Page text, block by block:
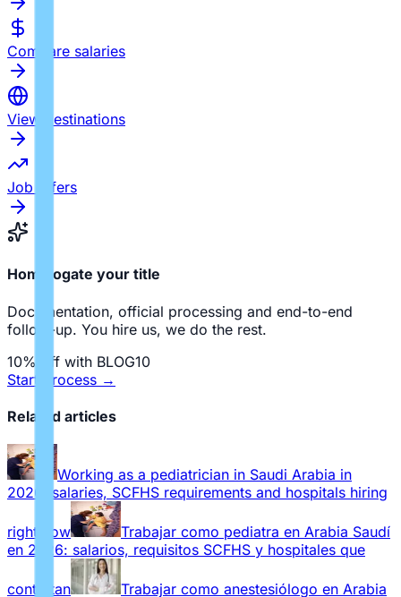
Compare salaries
View destinations
Job offers
Homologate your title
Documentation, official processing and end-to-end
follow-up. You hire us, we do the rest.
10% off with BLOG10
Start process →
Related articles
Working as a pediatrician in Saudi Arabia in
2026: salaries, SCFHS requirements and hospitals hiring
right now
Trabajar como pediatra en Arabia Saudí
en 2026: salarios, requisitos SCFHS y hospitales que
contratan
Trabajar como anestesiólogo en Arabia